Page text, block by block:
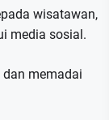
wisatawan,
media sosial.
dan memadai